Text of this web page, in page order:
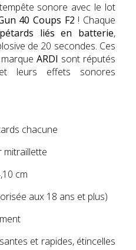
sonore avec le lot
40 Coups F2 ! Chaque
liés en batterie,
de 20 secondes. Ces
ARDI sont réputés
leurs effets sonores
chacune
mitraillette
cm
aux 18 ans et plus)
et rapides, étincelles